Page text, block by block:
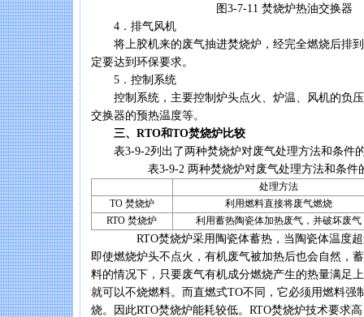
图3-7-11 焚烧炉热油交换器
4．排气风机
将上胶机来的废气抽进焚烧炉，经完全燃烧后排到
定要达到环保要求。
5．控制系统
控制系统，主要控制炉头点火、炉温、风机的负压
交换器的预热温度等。
三、RTO和TO焚烧炉比较
表3-9-2列出了两种焚烧炉对废气处理方法和条件
表3-9-2 两种焚烧炉对废气处理方法和条件
处理方法
TO 焚烧炉
利用燃料直接将废气燃烧
RTO 焚烧炉
利用蓄热陶瓷体加热废气，并破坏废气
RTO焚烧炉采用陶瓷体蓄热，当陶瓷体温度超
即使燃烧炉头不点火，有机废气被加热后也会自然，
料的情况下，只要废气有机成分燃烧产生的热量满足
就可以不烧燃料。而直燃式TO不同，它必须用燃料强
烧。因此RTO焚烧炉能耗较低。RTO焚烧炉技术要求